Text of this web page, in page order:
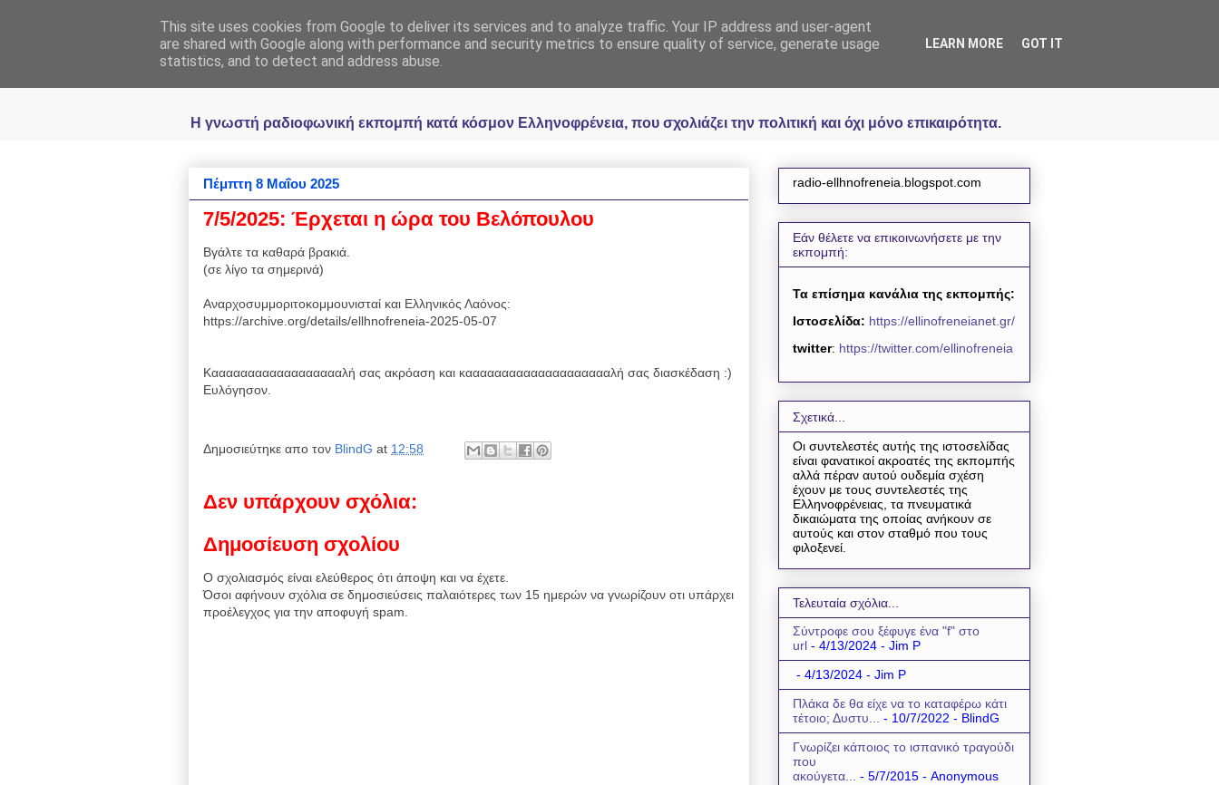
Ραδιοφωνική Ελληνοφρένεια Unofficial
Η γνωστή ραδιοφωνική εκπομπή κατά κόσμον Ελληνοφρένεια, που σχολιάζει την πολιτική και όχι μόνο επικαιρότητα.
Πέμπτη 8 Μαΐου 2025
7/5/2025: Έρχεται η ώρα του Βελόπουλου
Βγάλτε τα καθαρά βρακιά.
(σε λίγο τα σημερινά)
Αναρχοσυμμοριτοκομμουνισταί και Ελληνικός Λαόνος:
https://archive.org/details/ellhnofreneia-2025-05-07
Κααααααααααααααααααλή σας ακρόαση και κααααααααααααααααααααλή σας διασκέδαση :)
Ευλόγησον.
Δημοσιεύτηκε απο τον BlindG at 12:58
Δεν υπάρχουν σχόλια:
Δημοσίευση σχολίου
Ο σχολιασμός είναι ελεύθερος ότι άποψη και να έχετε.
Όσοι αφήνουν σχόλια σε δημοσιεύσεις παλαιότερες των 15 ημερών να γνωρίζουν οτι υπάρχει
προέλεγχος για την αποφυγή spam.
radio-ellhnofreneia.blogspot.com
Εάν θέλετε να επικοινωνήσετε με την
εκπομπή:
Τα επίσημα κανάλια της εκπομπής:
Ιστοσελίδα: https://ellinofreneianet.gr/
twitter: https://twitter.com/ellinofreneia
Σχετικά...
Οι συντελεστές αυτής της ιστοσελίδας
είναι φανατικοί ακροατές της εκπομπής
αλλά πέραν αυτού ουδεμία σχέση
έχουν με τους συντελεστές της
Ελληνοφρένειας, τα πνευματικά
δικαιώματα της οποίας ανήκουν σε
αυτούς και στον σταθμό που τους
φιλοξενεί.
Τελευταία σχόλια...
Σύντροφε σου ξέφυγε ένα "f" στο
url - 4/13/2024 - Jim P
- 4/13/2024 - Jim P
Πλάκα δε θα είχε να το καταφέρω κάτι
τέτοιο; Δυστυ...
- 10/7/2022 - BlindG
Γνωρίζει κάποιος το ισπανικό τραγούδι
που
ακούγετα...
- 5/7/2015 - Anonymous
This site uses cookies from Google to deliver its services and to analyze traffic. Your IP address and user-agent
are shared with Google along with performance and security metrics to ensure quality of service, generate usage
statistics, and to detect and address abuse.
LEARN MORE GOT IT